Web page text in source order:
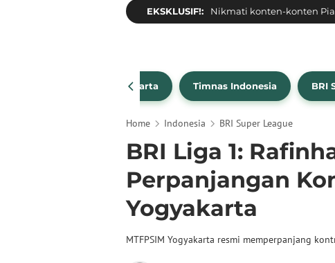
EKSKLUSIF!: Nikmati konten-konten
Persija Jakarta Timnas Indonesia BRI
Home Indonesia BRI Super League
BRI Liga 1:
Perpanjangan
Yogyakarta
MTFPSIM Yogyakarta resmi memperpanjang